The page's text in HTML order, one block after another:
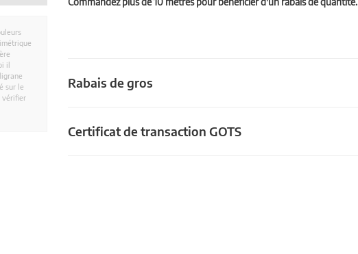
Rabais de gros
Certificat de transaction GOTS
il
sur le
vérifier